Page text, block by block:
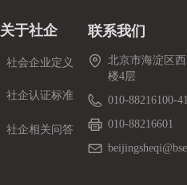
联系我们
北京市海淀区
楼4层
010-88216100-
010-88216601
社会企业定义
社企认证标准
社企相关问答
关于社企